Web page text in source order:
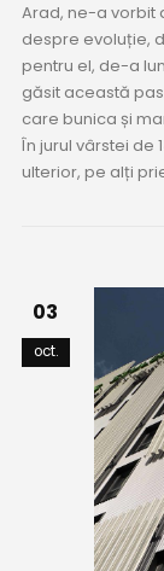
Arad, ne-a vorbit
despre evoluție,
pentru el, de-a
găsit această
care bunica și
În jurul vârstei de
ulterior, pe alți
03
oct.